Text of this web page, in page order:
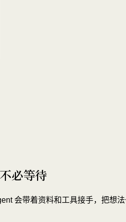
必等待
会带着资料和工具接手，把想法